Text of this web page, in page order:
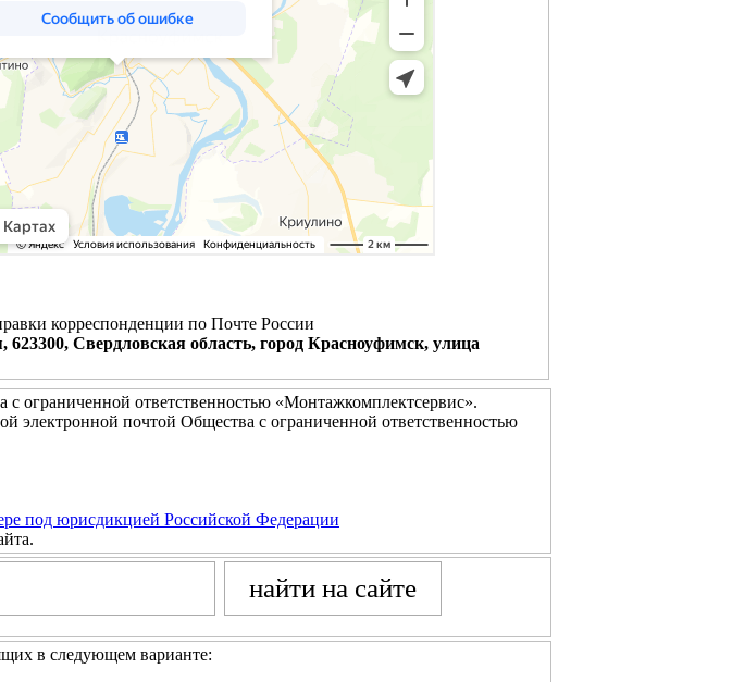
корреспонденции по Почте России
623300, Свердловская область, город Красноуфимск, улица
ограниченной ответственностью «Монтажкомплектсервис».
электронной почтой Общества с ограниченной ответственностью
под юрисдикцией Российской Федерации
в следующем варианте: